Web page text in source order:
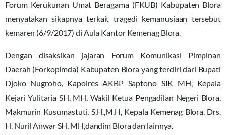
Forum Kerukunan Umat Beragama (FKUB) Kabupaten Blora
menyatakan sikapnya terkait tragedi kemanusiaan tersebut
kemaren (6/9/2017) di Aula Kantor Kemenag Blora.
Dengan disaksikan jajaran Forum Komunikasi Pimpinan
Daerah (Forkopimda) Kabupaten Blora yang terdiri dari Bupati
Djoko Nugroho, Kapolres AKBP Saptono SIK MH, Kepala
Kejari Yulitaria SH, MH, Wakil Ketua Pengadilan Negeri Blora,
Makmurin Kusumastuti, S.H.,M.H, Kepala Kemenag Blora, Drs.
H. Nuril Anwar SH, MH,dandim Blora dan lainnya.